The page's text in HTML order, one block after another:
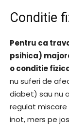
Conditie
Pentru ca
psihica)
o conditie
nu suferi de
diabet) sau nu
regulat
inot, mers pe